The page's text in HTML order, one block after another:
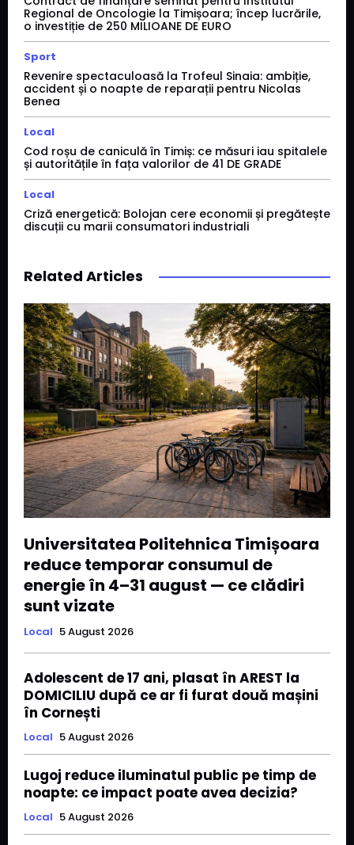
Regional de Oncologie la Timișoara; încep lucrările,
o investiție de 250 MILIOANE DE EURO
Sport
Revenire spectaculoasă la Trofeul Sinaia: ambiție,
accident și o noapte de reparații pentru Nicolas
Benea
Local
Cod roșu de caniculă în Timiș: ce măsuri iau spitalele
și autoritățile în fața valorilor de 41 DE GRADE
Local
Criză energetică: Bolojan cere economii și pregătește
discuții cu marii consumatori industriali
Related Articles
Universitatea Politehnica Timișoara
reduce temporar consumul de
energie în 4–31 august — ce clădiri
sunt vizate
Local 5 August 2026
Adolescent de 17 ani, plasat în AREST la
DOMICILIU după ce ar fi furat două mașini
în Cornești
Local 5 August 2026
Lugoj reduce iluminatul public pe timp de
noapte: ce impact poate avea decizia?
Local 5 August 2026